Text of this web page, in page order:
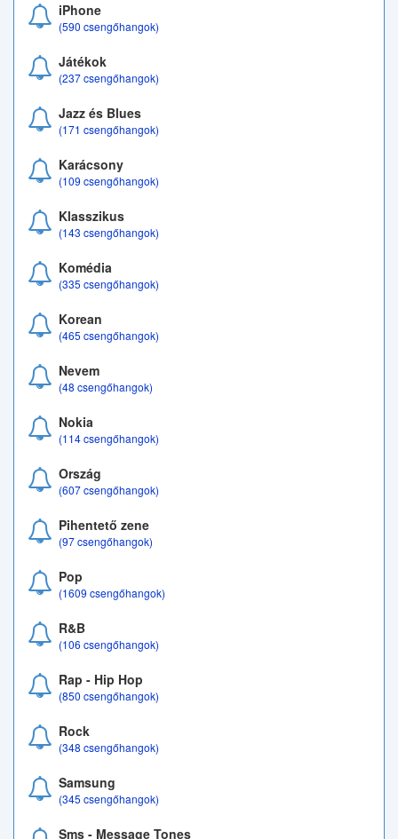
iPhone
(590 csengőhangok)
Játékok
(237 csengőhangok)
Jazz és Blues
(171 csengőhangok)
Karácsony
(109 csengőhangok)
Klasszikus
(143 csengőhangok)
Komédia
(335 csengőhangok)
Korean
(465 csengőhangok)
Nevem
(48 csengőhangok)
Nokia
(114 csengőhangok)
Ország
(607 csengőhangok)
Pihentető zene
(97 csengőhangok)
Pop
(1609 csengőhangok)
R&B
(106 csengőhangok)
Rap - Hip Hop
(850 csengőhangok)
Rock
(348 csengőhangok)
Samsung
(345 csengőhangok)
Sms - Message Tones